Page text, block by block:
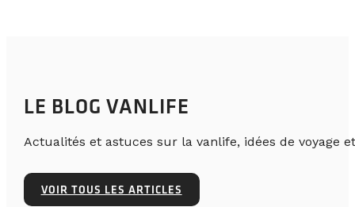
LE BLOG VANLIFE
Actualités et astuces sur la vanlife, idées de voyage
VOIR TOUS LES ARTICLES